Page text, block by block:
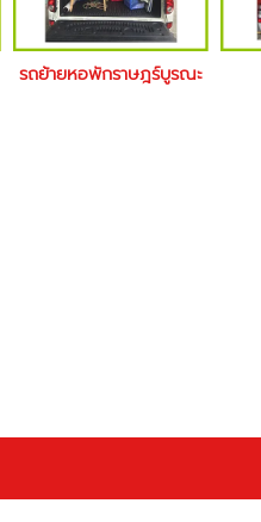
รถย้ายหอพักราษฎร์บูรณะ